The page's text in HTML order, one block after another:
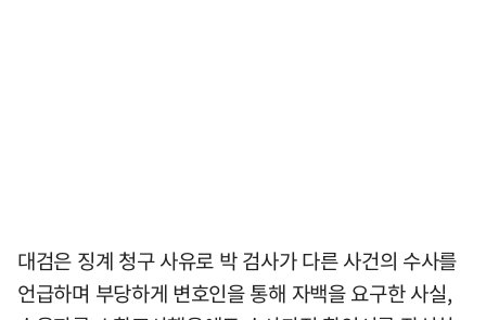
대검은 징계 청구 사유로 박 검사가 다른 사건의 수사를
언급하며 부당하게 변호인을 통해 자백을 요구한 사실,